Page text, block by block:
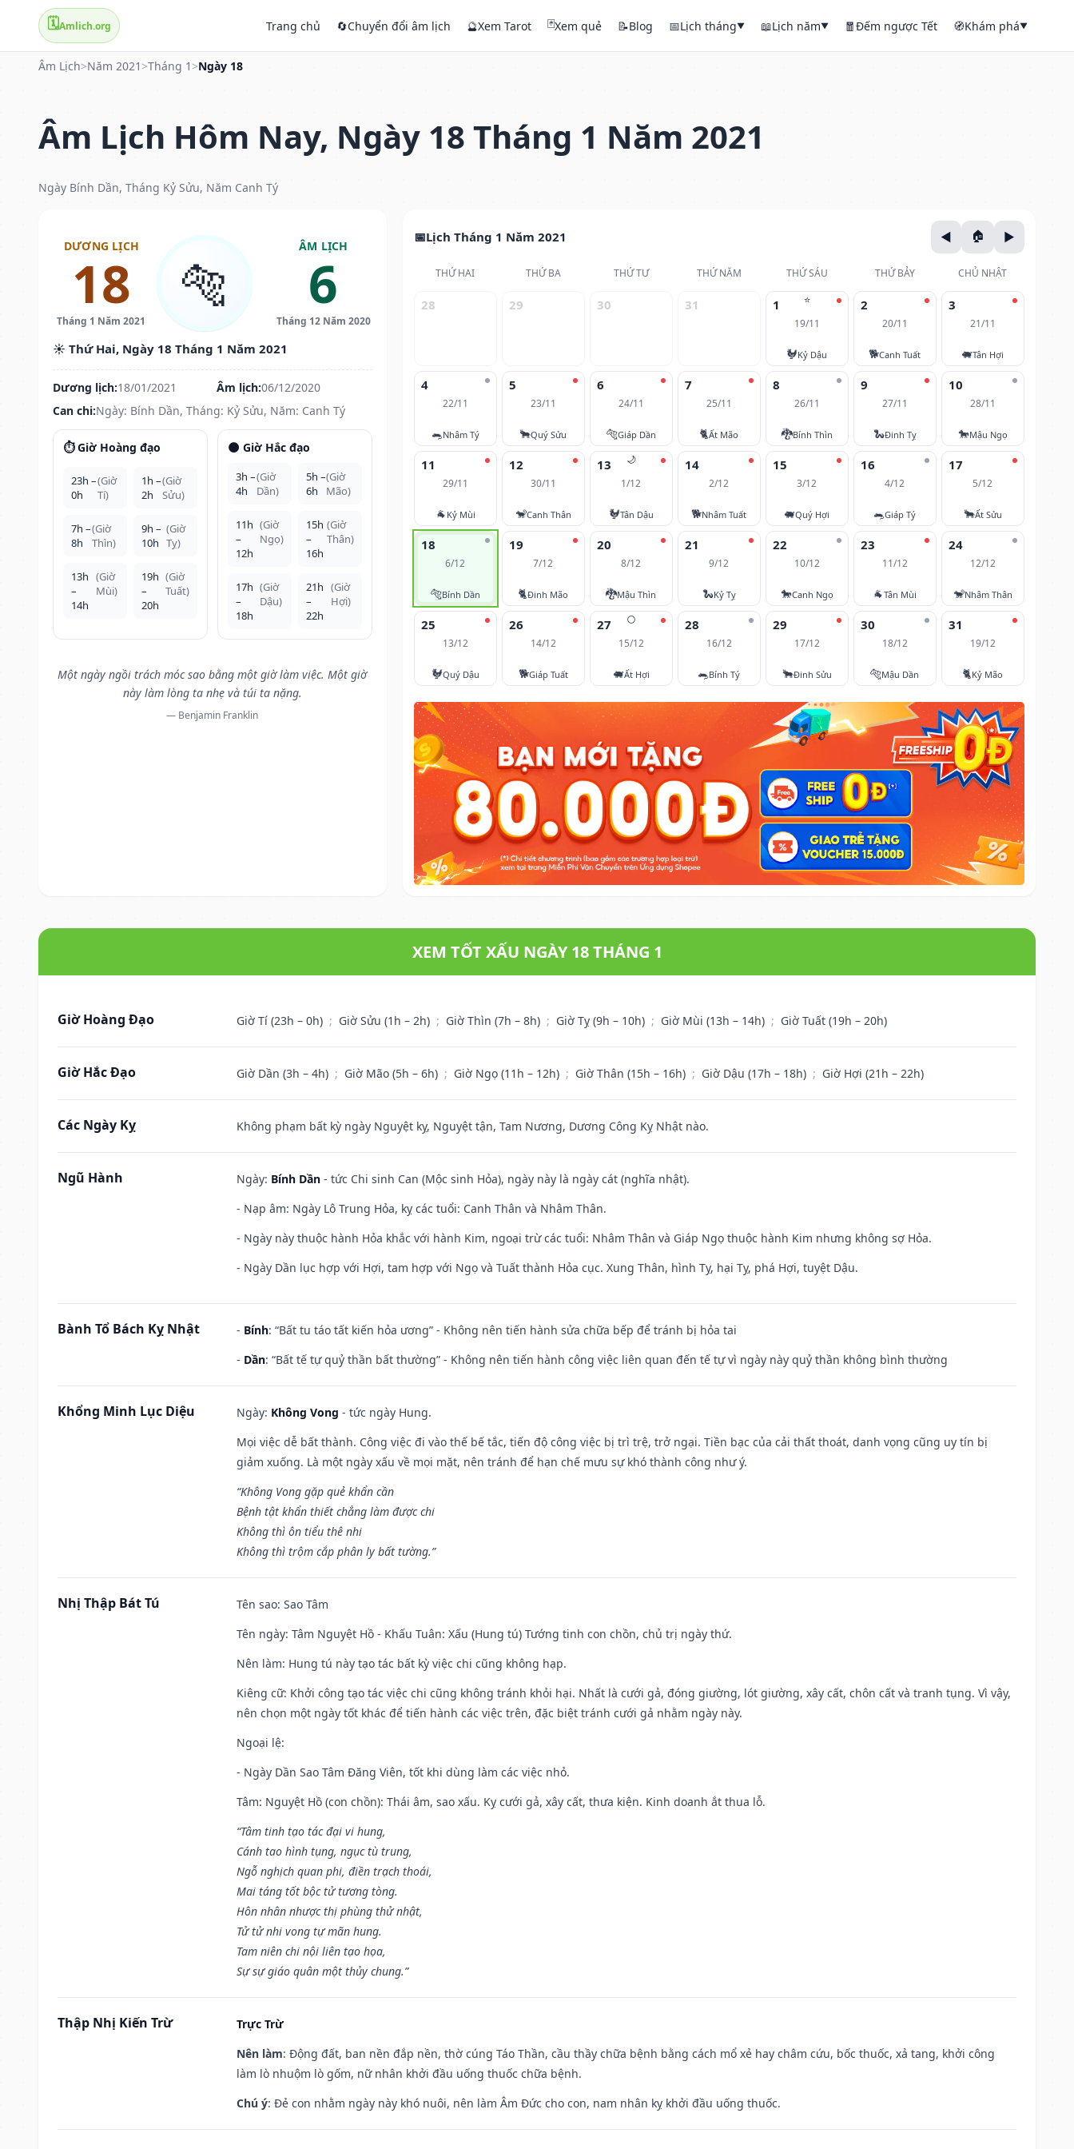
🗓️Amlich.org Trang chủ 🔄Chuyển đổi âm lịch 🔮Xem Tarot 🃏Xem quẻ 📝Blog 📅Lịch tháng▼ 📖Lịch năm▼ 🧧Đếm ngược Tết 🧭Khám phá▼
Âm Lịch>Năm 2021 >Tháng 1 >Ngày 18
Âm Lịch Hôm Nay, Ngày 18 Tháng 1 Năm 2021
Ngày Bính Dần, Tháng Kỷ Sửu, Năm Canh Tý
DƯƠNG LỊCH
18
Tháng 1 Năm 2021
🐅
ÂM LỊCH
6
Tháng 12 Năm 2020
☀️ Thứ Hai, Ngày 18 Tháng 1 Năm 2021
Dương lịch:18/01/2021 Âm lịch:06/12/2020
Can chi:Ngày: Bính Dần, Tháng: Kỷ Sửu, Năm: Canh Tý
⏱️ Giờ Hoàng đạo
23h –
0h
(Giờ
Tí)
1h –
2h
(Giờ
Sửu)
7h –
8h
(Giờ
Thìn)
9h –
10h
(Giờ
Tỵ)
13h
–
14h
(Giờ
Mùi)
19h
–
20h
(Giờ
Tuất)
🌑 Giờ Hắc đạo
3h –
4h
(Giờ
Dần)
5h –
6h
(Giờ
Mão)
11h
–
12h
(Giờ
Ngọ)
15h
–
16h
(Giờ
Thân)
17h
–
18h
(Giờ
Dậu)
21h
–
22h
(Giờ
Hợi)
Một ngày ngồi trách móc sao bằng một giờ làm việc. Một giờ
này làm lòng ta nhẹ và túi ta nặng.
— Benjamin Franklin
Lịch Tháng 1 Năm 2021
THỨ HAI THỨ BA THỨ TƯ THỨ NĂM THỨ SÁU THỨ BẢY CHỦ NHẬT
28 29 30 31 ⭐
1
19/11
🐓Kỷ Dậu
2
20/11
🐕Canh Tuất
3
21/11
🐖Tân Hợi
4
22/11
🐀Nhâm Tý
5
23/11
🐂Quý Sửu
6
24/11
🐅Giáp Dần
7
25/11
🐈Ất Mão
8
26/11
🐉Bính Thìn
9
27/11
🐍Đinh Tỵ
10
28/11
🐎Mậu Ngọ
11
29/11
🐐 Kỷ Mùi
12
30/11
🐒Canh Thân
🌙
13
1/12
🐓Tân Dậu
14
2/12
🐕Nhâm Tuất
15
3/12
🐖Quý Hợi
16
4/12
🐀Giáp Tý
17
5/12
🐂Ất Sửu
18
6/12
🐅Bính Dần
19
7/12
🐈Đinh Mão
20
8/12
🐉Mậu Thìn
21
9/12
🐍Kỷ Tỵ
22
10/12
🐎Canh Ngọ
23
11/12
🐐Tân Mùi
24
12/12
🐒Nhâm Thân
25
13/12
🐓Quý Dậu
26
14/12
🐕Giáp Tuất
🌕
27
15/12
🐖Ất Hợi
28
16/12
🐀Bính Tý
29
17/12
🐂Đinh Sửu
30
18/12
🐅Mậu Dần
31
19/12
🐈Kỷ Mão
XEM TỐT XẤU NGÀY 18 THÁNG 1
Giờ Hoàng Đạo Giờ Tí (23h – 0h) ; Giờ Sửu (1h – 2h) ; Giờ Thìn (7h – 8h) ; Giờ Tỵ (9h – 10h) ; Giờ Mùi (13h – 14h) ; Giờ Tuất (19h – 20h)
Giờ Hắc Đạo Giờ Dần (3h – 4h) ; Giờ Mão (5h – 6h) ; Giờ Ngọ (11h – 12h) ; Giờ Thân (15h – 16h) ; Giờ Dậu (17h – 18h) ; Giờ Hợi (21h – 22h)
Các Ngày Kỵ Không phạm bất kỳ ngày Nguyệt kỵ, Nguyệt tận, Tam Nương, Dương Công Kỵ Nhật nào.
Ngũ Hành Ngày: Bính Dần - tức Chi sinh Can (Mộc sinh Hỏa), ngày này là ngày cát (nghĩa nhật).
- Nạp âm: Ngày Lô Trung Hỏa, kỵ các tuổi: Canh Thân và Nhâm Thân.
- Ngày này thuộc hành Hỏa khắc với hành Kim, ngoại trừ các tuổi: Nhâm Thân và Giáp Ngọ thuộc hành Kim nhưng không sợ Hỏa.
- Ngày Dần lục hợp với Hợi, tam hợp với Ngọ và Tuất thành Hỏa cục. Xung Thân, hình Tỵ, hại Tỵ, phá Hợi, tuyệt Dậu.
Bành Tổ Bách Kỵ Nhật - Bính: “Bất tu táo tất kiến hỏa ương” - Không nên tiến hành sửa chữa bếp để tránh bị hỏa tai
- Dần: “Bất tế tự quỷ thần bất thường” - Không nên tiến hành công việc liên quan đến tế tự vì ngày này quỷ thần không bình thường
Khổng Minh Lục Diệu Ngày: Không Vong - tức ngày Hung.
Mọi việc dễ bất thành. Công việc đi vào thế bế tắc, tiến độ công việc bị trì trệ, trở ngại. Tiền bạc của cải thất thoát, danh vọng cũng uy tín bị
giảm xuống. Là một ngày xấu về mọi mặt, nên tránh để hạn chế mưu sự khó thành công như ý.
“Không Vong gặp quẻ khẩn cần
Bệnh tật khẩn thiết chẳng làm được chi
Không thì ôn tiểu thê nhi
Không thì trộm cắp phân ly bất tường.”
Nhị Thập Bát Tú Tên sao: Sao Tâm
Tên ngày: Tâm Nguyệt Hồ - Khấu Tuân: Xấu (Hung tú) Tướng tinh con chồn, chủ trị ngày thứ.
Nên làm: Hung tú này tạo tác bất kỳ việc chi cũng không hạp.
Kiêng cữ: Khởi công tạo tác việc chi cũng không tránh khỏi hại. Nhất là cưới gả, đóng giường, lót giường, xây cất, chôn cất và tranh tụng. Vì vậy,
nên chọn một ngày tốt khác để tiến hành các việc trên, đặc biệt tránh cưới gả nhằm ngày này.
Ngoại lệ:
- Ngày Dần Sao Tâm Đăng Viên, tốt khi dùng làm các việc nhỏ.
Tâm: Nguyệt Hồ (con chồn): Thái âm, sao xấu. Kỵ cưới gả, xây cất, thưa kiện. Kinh doanh ắt thua lỗ.
“Tâm tinh tạo tác đại vi hung,
Cánh tao hình tụng, ngục tù trung,
Ngỗ nghịch quan phi, điền trạch thoái,
Mai táng tốt bộc tử tương tòng.
Hôn nhân nhược thị phùng thử nhật,
Tử tử nhi vong tự mãn hung.
Tam niên chi nội liên tạo họa,
Sự sự giáo quân một thủy chung.”
Thập Nhị Kiến Trừ
Trực Trừ
Nên làm: Động đất, ban nền đắp nền, thờ cúng Táo Thần, cầu thầy chữa bệnh bằng cách mổ xẻ hay châm cứu, bốc thuốc, xả tang, khởi công
làm lò nhuộm lò gốm, nữ nhân khởi đầu uống thuốc chữa bệnh.
Chú ý: Đẻ con nhằm ngày này khó nuôi, nên làm Âm Đức cho con, nam nhân kỵ khởi đầu uống thuốc.